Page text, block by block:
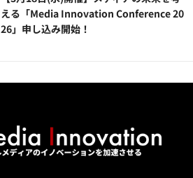
える「Media Innovation Conference 20
26」申し込み開始！